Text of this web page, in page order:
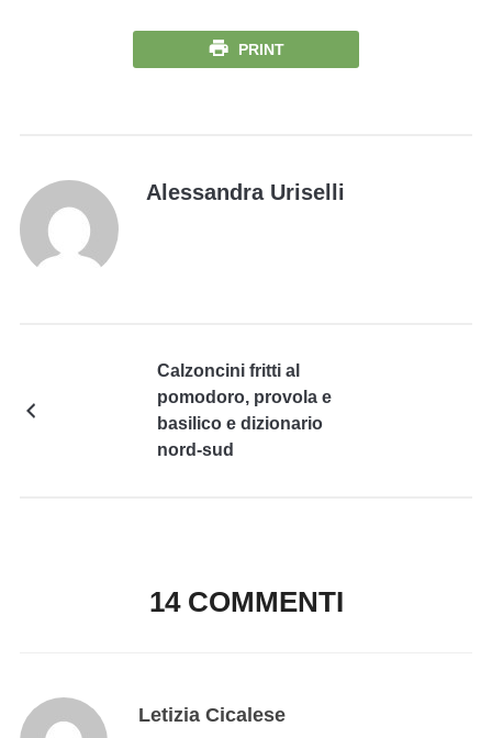
PRINT
Alessandra Uriselli
Calzoncini fritti al
pomodoro, provola e
basilico e dizionario
nord-sud
14 COMMENTI
Letizia Cicalese